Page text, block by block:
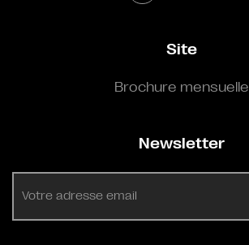
Site
Brochure mensuelle
Newsletter